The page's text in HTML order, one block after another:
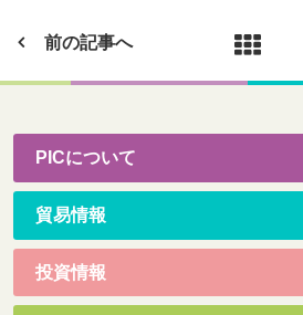
前の記事へ
PICについて
貿易情報
投資情報